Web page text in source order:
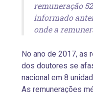
remuneração
informado
onde a
No ano de 2017, as
dos doutores se
nacional em 8
As remunerações